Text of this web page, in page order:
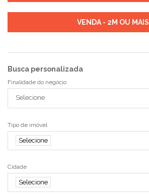
VENDA - 2M OU MAIS
Busca personalizada
Finalidade do negócio
Selecione
Tipo de imóvel
Selecione
Cidade
Selecione